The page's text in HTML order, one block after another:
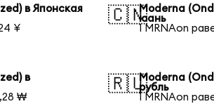
в Японская
¥
🇨🇳Moderna
юань
1 MRNAon
в
₩
🇷🇺Moderna
рубль
1 MRNAon